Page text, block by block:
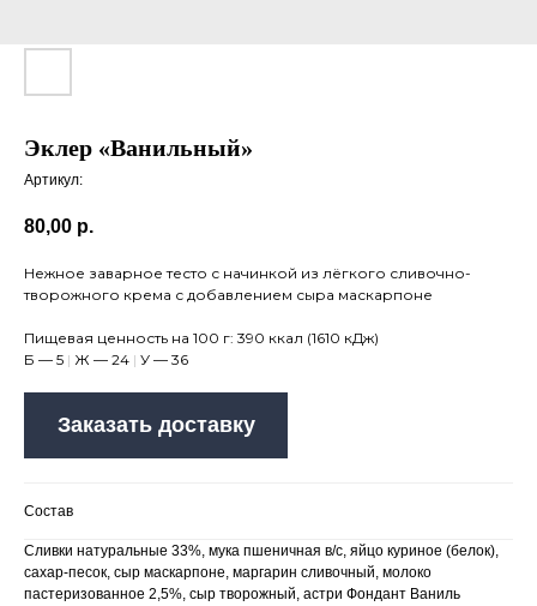
Эклер «Ванильный»
Артикул:
80,00 р.
Нежное заварное тесто с начинкой из лёгкого сливочно-
творожного крема с добавлением сыра маскарпоне
Пищевая ценность на 100 г: 390 ккал (1610 кДж)
Б — 5 | Ж — 24 | У — 36
Заказать доставку
Состав
Сливки натуральные 33%, мука пшеничная в/с, яйцо куриное (белок),
сахар-песок, сыр маскарпоне, маргарин сливочный, молоко
пастеризованное 2,5%, сыр творожный, астри Фондант Ваниль